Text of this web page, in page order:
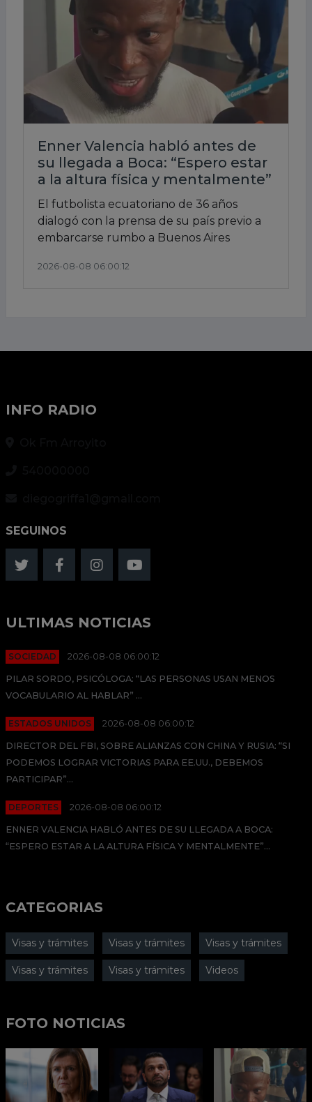
Enner Valencia habló antes de
su llegada a Boca: “Espero estar
a la altura física y mentalmente”
El futbolista ecuatoriano de 36 años
dialogó con la prensa de su país previo a
embarcarse rumbo a Buenos Aires
2026-08-08 06:00:12
INFO RADIO
SEGUINOS
ULTIMAS NOTICIAS
SOCIEDAD 2026-08-08 06:00:12
PILAR SORDO, PSICÓLOGA: “LAS PERSONAS USAN MENOS
VOCABULARIO AL HABLAR” ...
ESTADOS UNIDOS 2026-08-08 06:00:12
DIRECTOR DEL FBI, SOBRE ALIANZAS CON CHINA Y RUSIA: “SI
PODEMOS LOGRAR VICTORIAS PARA EE.UU., DEBEMOS
PARTICIPAR”...
DEPORTES 2026-08-08 06:00:12
ENNER VALENCIA HABLÓ ANTES DE SU LLEGADA A BOCA:
“ESPERO ESTAR A LA ALTURA FÍSICA Y MENTALMENTE”...
CATEGORIAS
Visas y trámites Visas y trámites Visas y trámites
Visas y trámites Visas y trámites Videos
FOTO NOTICIAS